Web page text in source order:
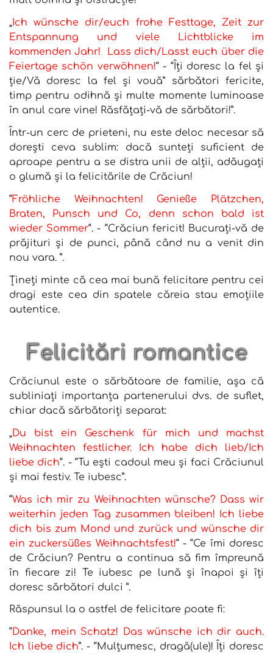
„Ich wünsche dir/euch frohe Festtage, Zeit zur
Entspannung und viele Lichtblicke im
kommenden Jahr! Lass dich/Lasst euch über die
Feiertage schön verwöhnen!“ - “Îți doresc la fel și
ție/Vă doresc la fel și vouă” sărbători fericite,
timp pentru odihnă și multe momente luminoase
în anul care vine! Răsfățați-vă de sărbători!”.
Într-un cerc de prieteni, nu este deloc necesar să
dorești ceva sublim: dacă sunteți suficient de
aproape pentru a se distra unii de alții, adăugați
o glumă și la felicitările de Crăciun!
“Fröhliche Weihnachten! Genieße Plätzchen,
Braten, Punsch und Co, denn schon bald ist
wieder Sommer“. - “Crăciun fericit! Bucurați-vă de
prăjituri și de punci, până când nu a venit din
nou vara. ”.
Țineți minte că cea mai bună felicitare pentru cei
dragi este cea din spatele căreia stau emoțiile
autentice.
Felicitări romantice
Crăciunul este o sărbătoare de familie, așa că
subliniați importanța partenerului dvs. de suflet,
chiar dacă sărbătoriți separat:
„Du bist ein Geschenk für mich und machst
Weihnachten festlicher. Ich habe dich lieb/Ich
liebe dich“. - “Tu ești cadoul meu și faci Crăciunul
și mai festiv. Te iubesc”.
“Was ich mir zu Weihnachten wünsche? Dass wir
weiterhin jeden Tag zusammen bleiben! Ich liebe
dich bis zum Mond und zurück und wünsche dir
ein zuckersüßes Weihnachtsfest!“ - “Ce îmi doresc
de Crăciun? Pentru a continua să fim împreună
în fiecare zi! Te iubesc pe lună și înapoi și îți
doresc sărbători dulci ”.
Răspunsul la o astfel de felicitare poate fi:
“Danke, mein Schatz! Das wünsche ich dir auch.
Ich liebe dich”. - “Mulțumesc, dragă(ule)! Îți doresc